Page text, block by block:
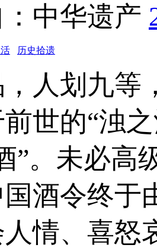
中华遗产
历史拾遗
人划九等
世的“浊
”。未必高
酒令终于
情、喜怒